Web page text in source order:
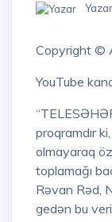
Yazar
Copyright ©
YouTube
“TELESƏHƏR” televiziya efirində elə bir
proqramdır
olmayaraq öz
toplamağı
Rəvan Rəd,
gedən bu